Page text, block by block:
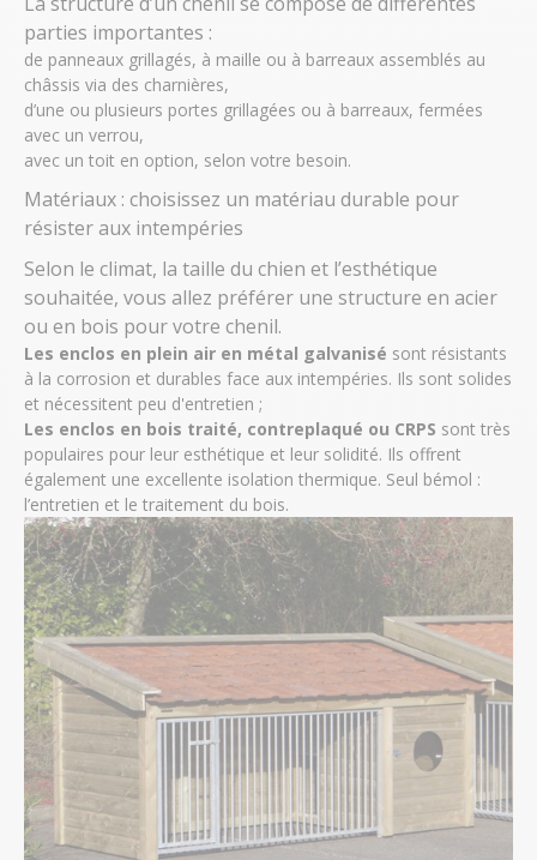
parties importantes :
de panneaux grillagés, à maille ou à barreaux assemblés au
châssis via des charnières,
d’une ou plusieurs portes grillagées ou à barreaux, fermées
avec un verrou,
avec un toit en option, selon votre besoin.
Matériaux : choisissez un matériau durable pour
résister aux intempéries
Selon le climat, la taille du chien et l’esthétique
souhaitée, vous allez préférer une structure en acier
ou en bois pour votre chenil.
Les enclos en plein air en métal galvanisé sont résistants
à la corrosion et durables face aux intempéries. Ils sont solides
et nécessitent peu d'entretien ;
Les enclos en bois traité, contreplaqué ou CRPS sont très
populaires pour leur esthétique et leur solidité. Ils offrent
également une excellente isolation thermique. Seul bémol :
l’entretien et le traitement du bois.